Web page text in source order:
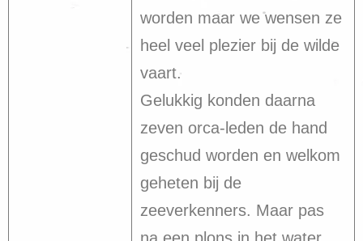
worden maar we wensen ze
heel veel plezier bij de wilde
vaart.
Gelukkig konden daarna
zeven orca-leden de hand
geschud worden en welkom
geheten bij de
zeeverkenners. Maar pas
na een plons in het water